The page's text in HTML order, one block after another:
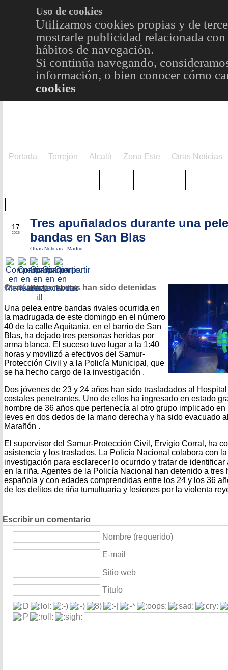
Uso de cookies
Utilizamos cookies propias y de
mostrarle publicidad relacionada
hábitos de navegación.
Si continúa navegando,
información, o bien conocer cómo
cookies
Portada Torrejón Alcalá Zona Este Otras Noticias
17
2026
Tres apuñalados durante una
bandas en San Blas
Otras Noticias - Madrid
Otras tres personas han sido detenidas
Una pelea entre bandas rivales ocurrida en
la madrugada de este domingo en el número
40 de la calle Aquitania, en el barrio de San
Blas, ha dejado tres personas heridas por
arma blanca. El suceso tuvo lugar a la 1:40
horas y movilizó a efectivos del Samur-
Protección Civil y a la Policía Municipal, que
se ha hecho cargo de la investigación .
Dos jóvenes de 23 y 24 años han sido trasladados al
costales penetrantes. Uno de ellos ha ingresado en estado
hombre de 36 años que pertenecía al otro grupo implicado
leves en dos dedos de la mano derecha y ha sido evacuado
Marañón .
El supervisor del Samur-Protección Civil, Ervigio Corral, ha
asistencia y los traslados. La Policía Nacional colabora con
investigación para esclarecer lo ocurrido y tratar de
en la riña. Agentes de la Policía Nacional han detenido a tres
española y con edades comprendidas entre los 24 y los 36
de los delitos de riña tumultuaria y lesiones por la violenta
Escribir un comentario
Nombre (requerido)
E-mail
Sitio web
Título